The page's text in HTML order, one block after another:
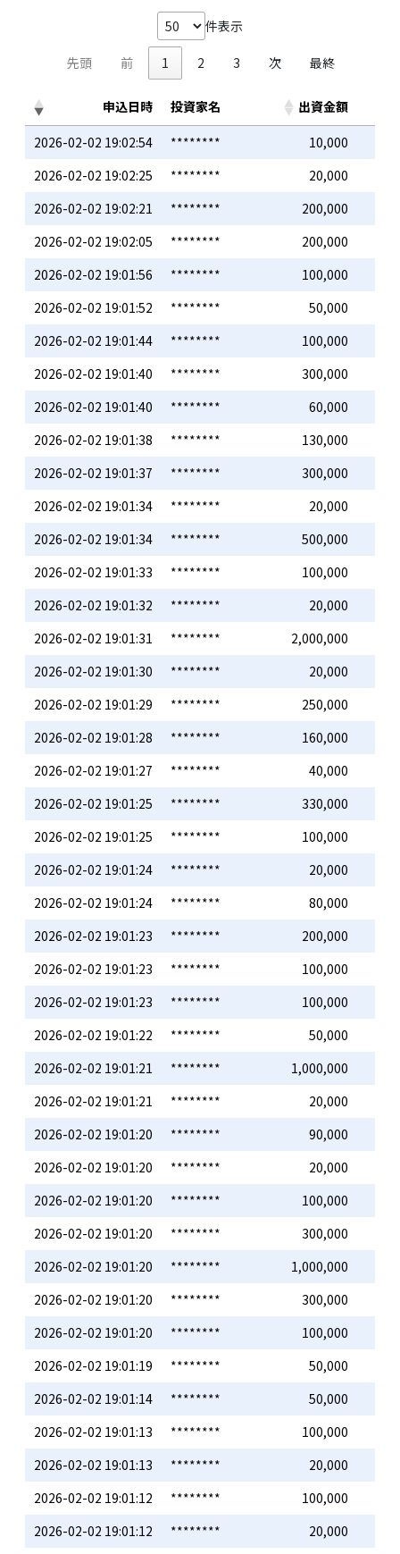
件表示
先頭 前 1 2 3 次 最終
申込日時 投資家名
出資金額
2026-02-02 19:02:54
********
10,000
2026-02-02 19:02:25
********
20,000
2026-02-02 19:02:21
********
200,000
2026-02-02 19:02:05
********
200,000
2026-02-02 19:01:56
********
100,000
2026-02-02 19:01:52
********
50,000
2026-02-02 19:01:44
********
100,000
2026-02-02 19:01:40
********
300,000
2026-02-02 19:01:40
********
60,000
2026-02-02 19:01:38
********
130,000
2026-02-02 19:01:37
********
300,000
2026-02-02 19:01:34
********
20,000
2026-02-02 19:01:34
********
500,000
2026-02-02 19:01:33
********
100,000
2026-02-02 19:01:32
********
20,000
2026-02-02 19:01:31
********
2,000,000
2026-02-02 19:01:30
********
20,000
2026-02-02 19:01:29
********
250,000
2026-02-02 19:01:28
********
160,000
2026-02-02 19:01:27
********
40,000
2026-02-02 19:01:25
********
330,000
2026-02-02 19:01:25
********
100,000
2026-02-02 19:01:24
********
20,000
2026-02-02 19:01:24
********
80,000
2026-02-02 19:01:23
********
200,000
2026-02-02 19:01:23
********
100,000
2026-02-02 19:01:23
********
100,000
2026-02-02 19:01:22
********
50,000
2026-02-02 19:01:21
********
1,000,000
2026-02-02 19:01:21
********
20,000
2026-02-02 19:01:20
********
90,000
2026-02-02 19:01:20
********
20,000
2026-02-02 19:01:20
********
100,000
2026-02-02 19:01:20
********
300,000
2026-02-02 19:01:20
********
1,000,000
2026-02-02 19:01:20
********
300,000
2026-02-02 19:01:20
********
100,000
2026-02-02 19:01:19
********
50,000
2026-02-02 19:01:14
********
50,000
2026-02-02 19:01:13
********
100,000
2026-02-02 19:01:13
********
20,000
2026-02-02 19:01:12
********
100,000
2026-02-02 19:01:12
********
20,000